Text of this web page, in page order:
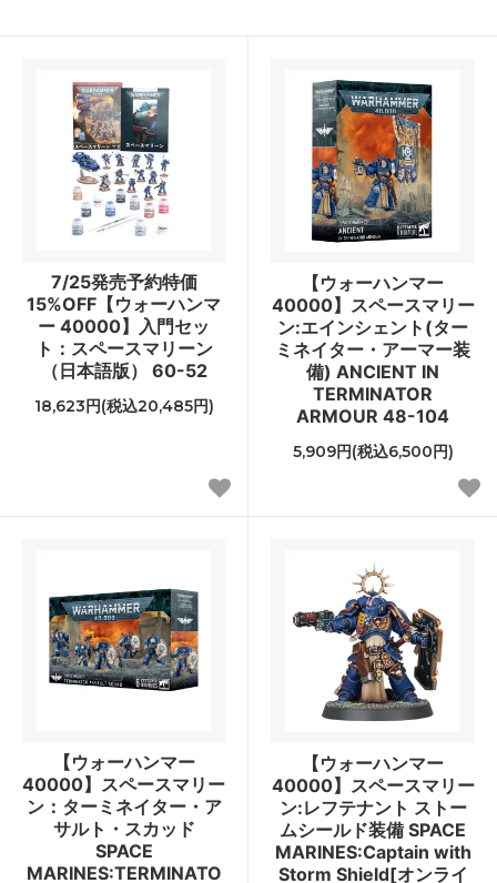
7/25発売予約特価
15%OFF【ウォーハンマ
ー 40000】入門セッ
ト：スペースマリーン
（日本語版） 60-52
18,623円(税込20,485円)
【ウォーハンマー
40000】スペースマリー
ン:エインシェント(ター
ミネイター・アーマー装
備) ANCIENT IN
TERMINATOR
ARMOUR 48-104
5,909円(税込6,500円)
【ウォーハンマー
40000】スペースマリー
ン：ターミネイター・ア
サルト・スカッド
SPACE
MARINES:TERMINATO
【ウォーハンマー
40000】スペースマリー
ン:レフテナント ストー
ムシールド装備 SPACE
MARINES:Captain with
Storm Shield[オンライ